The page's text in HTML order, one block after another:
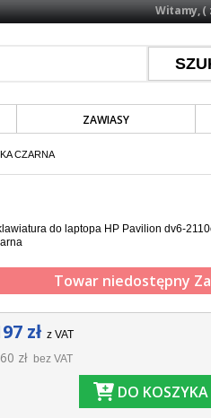
Witamy, (
ZAWIASY
CZARNA
do laptopa HP Pavilion dv6-
Towar niedostępny
zł z VAT
zł bez VAT
DO KOSZYKA